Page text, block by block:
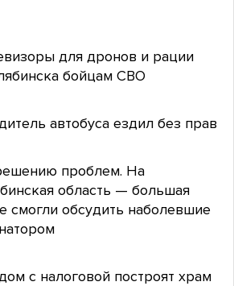
для дронов и рации
бойцам СВО
автобуса ездил без прав
проблем. На
область — большая
смогли обсудить наболевшие
с налоговой построят храм